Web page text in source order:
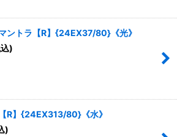
ントラ【R】{24EX37/80}《光》
)
R】{24EX313/80}《水》
)